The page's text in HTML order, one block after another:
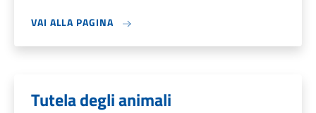
VAI ALLA PAGINA
Tutela degli animali